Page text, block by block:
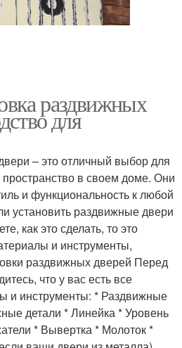
раздвижных
для
– это отличный выбор для
пространство в своем доме. Они
и функциональность к любой
установить раздвижные двери
как это сделать, то это
и инструменты,
раздвижных дверей Перед
что у вас есть все
и инструменты: * Раздвижные
детали * Линейка * Уровень
* Вывертка * Молоток *